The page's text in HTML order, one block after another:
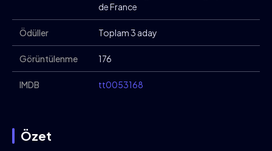
de France
Ödüller Toplam 3 aday
Görüntülenme 176
IMDB tt0053168
Özet